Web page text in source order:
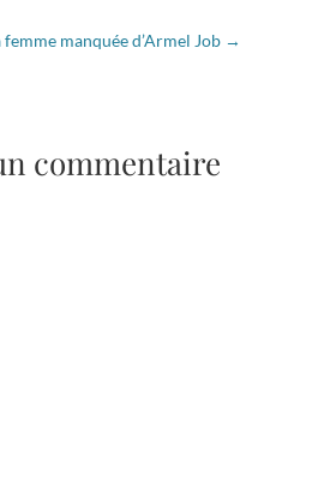
femme manquée d’Armel Job →
commentaire